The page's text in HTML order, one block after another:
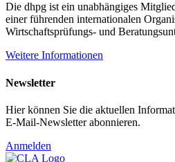
Die dhpg ist ein unabhängiges
einer führenden internationalen
Wirtschaftsprüfungs- und
Weitere Informationen
Newsletter
Hier können Sie die aktuellen
E-Mail-Newsletter abonnieren.
Anmelden